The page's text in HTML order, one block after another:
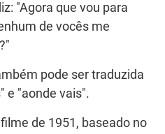
"Agora que vou para
de vocês me
pode ser traduzida
e "aonde vais".
de 1951, baseado no